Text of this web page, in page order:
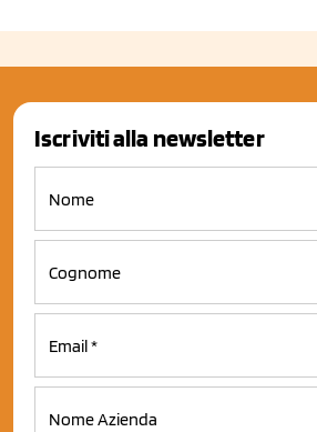
Iscriviti alla newsletter